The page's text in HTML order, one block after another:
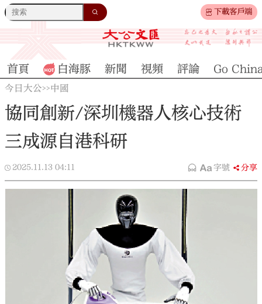
下載客戶端
首頁 白海豚 新聞 視頻 評論 Go
今日大公>>中國
協同創新/深圳機器人核心技術
三成源自港科研
2025.11.13 04:11 字號 分享